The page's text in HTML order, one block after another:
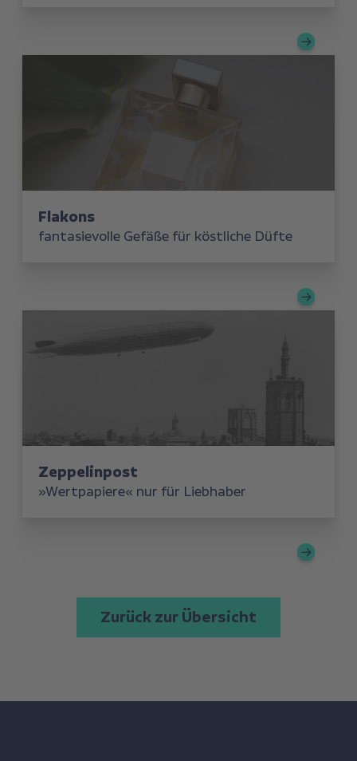
Flakons
fantasievolle Gefäße für köstliche Düfte
Zeppelinpost
»Wertpapiere« nur für Liebhaber
Zurück zur Übersicht